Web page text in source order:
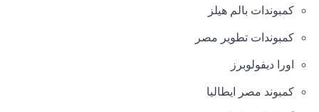
كمبوندات بالم هيلز
كمبوندات تطوير مصر
اورا ديفولوبرز
كمبوند مصر ايطاليا